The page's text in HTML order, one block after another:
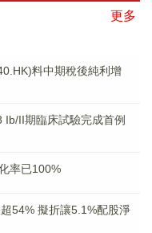
更多
料中期稅後純利增
II期臨床試驗完成首例
率已100%
54% 擬折讓5.1%配股淨